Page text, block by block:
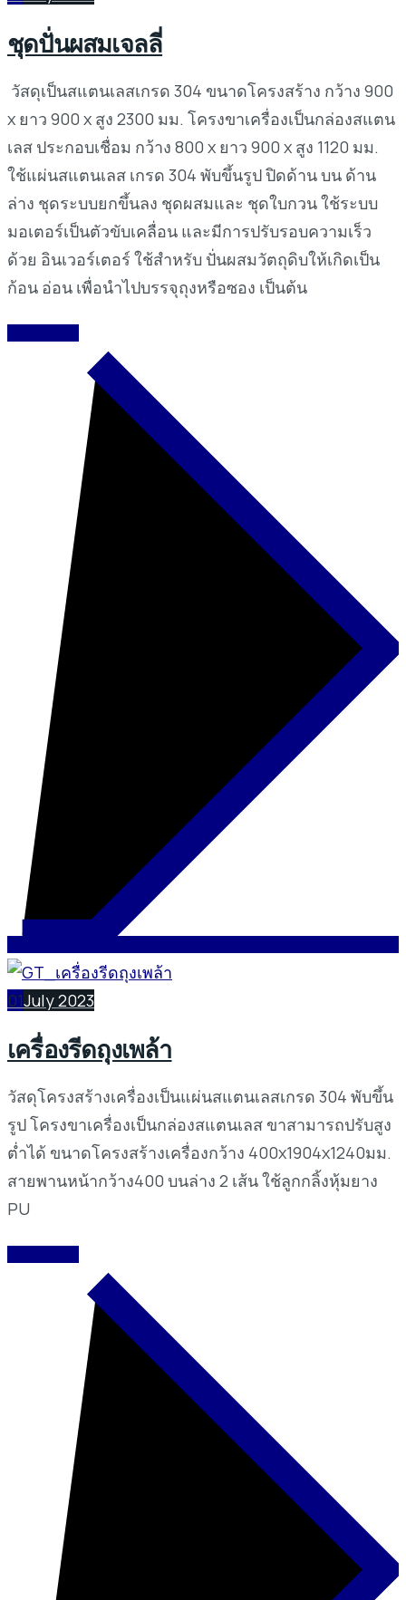
ชุดปั่นผสมเจลลี่
วัสดุเป็นสแตนเลสเกรด 304 ขนาดโครงสร้าง กว้าง 900
x ยาว 900 x สูง 2300 มม. โครงขาเครื่องเป็นกล่องสแตน
เลส ประกอบเชื่อม กว้าง 800 x ยาว 900 x สูง 1120 มม.
ใช้แผ่นสแตนเลส เกรด 304 พับขึ้นรูป ปิดด้าน บน ด้าน
ล่าง ชุดระบบยกขึ้นลง ชุดผสมและ ชุดใบกวน ใช้ระบบ
มอเตอร์เป็นตัวขับเคลื่อน และมีการปรับรอบความเร็ว
ด้วย อินเวอร์เตอร์ ใช้สำหรับ ปั่นผสมวัตถุดิบให้เกิดเป็น
ก้อน อ่อน เพื่อนำไปบรรจุถุงหรือซอง เป็นต้น
01July 2023
เครื่องรีดถุงเพล้า
วัสดุโครงสร้างเครื่องเป็นแผ่นสแตนเลสเกรด 304 พับขึ้น
รูป โครงขาเครื่องเป็นกล่องสแตนเลส ขาสามารถปรับสูง
ต่ำได้ ขนาดโครงสร้างเครื่องกว้าง 400x1904x1240มม.
สายพานหน้ากว้าง400 บนล่าง 2 เส้น ใช้ลูกกลิ้งหุ้มยาง
PU